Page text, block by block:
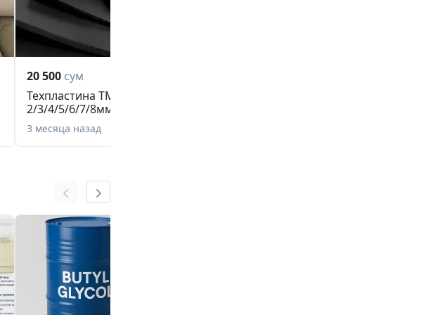
20 500 сум
Техпластина ТМКЩ
2/3/4/5/6/7/8мм
1000х3000 мм
3 месяца назад